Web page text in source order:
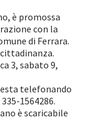
è promossa
con la
di Ferrara.
3, sabato 9,
telefonando
1564286.
è scaricabile